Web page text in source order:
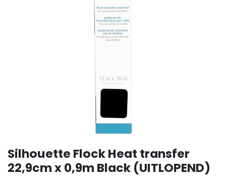
Silhouette Flock Heat transfer
22,9cm x 0,9m Black (UITLOPEND)